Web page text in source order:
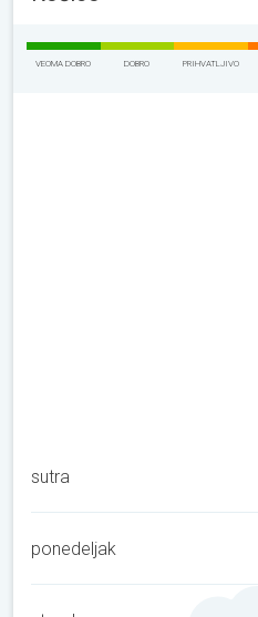
VEOMA DOBRO DOBRO PRIHVATLJIVO
sutra
ponedeljak